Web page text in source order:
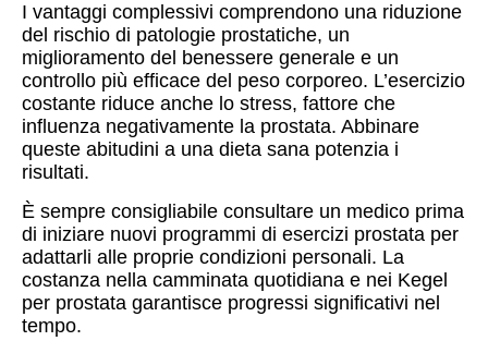
I vantaggi complessivi comprendono una riduzione
del rischio di patologie prostatiche, un
miglioramento del benessere generale e un
controllo più efficace del peso corporeo. L’esercizio
costante riduce anche lo stress, fattore che
influenza negativamente la prostata. Abbinare
queste abitudini a una dieta sana potenzia i
risultati.
È sempre consigliabile consultare un medico prima
di iniziare nuovi programmi di esercizi prostata per
adattarli alle proprie condizioni personali. La
costanza nella camminata quotidiana e nei Kegel
per prostata garantisce progressi significativi nel
tempo.